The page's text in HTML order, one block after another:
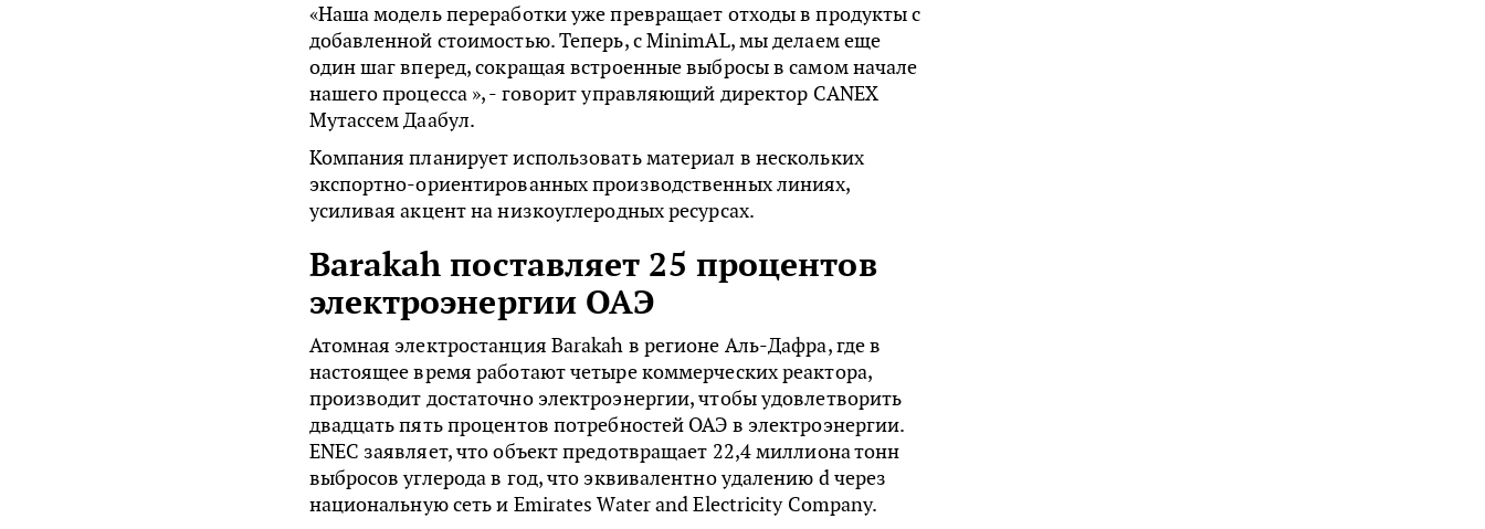
«Наша модель переработки уже превращает отходы в продукты с
добавленной стоимостью. Теперь, с MinimAL, мы делаем еще
один шаг вперед, сокращая встроенные выбросы в самом начале
нашего процесса », - говорит управляющий директор CANEX
Мутассем Даабул.
Компания планирует использовать материал в нескольких
экспортно-ориентированных производственных линиях,
усиливая акцент на низкоуглеродных ресурсах.
Barakah поставляет 25 процентов
электроэнергии ОАЭ
Атомная электростанция Barakah в регионе Аль-Дафра, где в
настоящее время работают четыре коммерческих реактора,
производит достаточно электроэнергии, чтобы удовлетворить
двадцать пять процентов потребностей ОАЭ в электроэнергии.
ENEC заявляет, что объект предотвращает 22,4 миллиона тонн
выбросов углерода в год, что эквивалентно удалению d через
национальную сеть и Emirates Water and Electricity Company.